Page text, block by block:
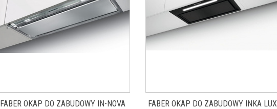
FABER OKAP DO ZABUDOWY IN-NOVA
FABER OKAP DO ZABUDOWY INKA LUX